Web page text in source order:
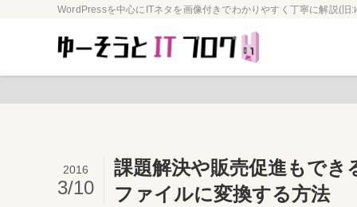
WordPressを中心にITネタを画像付きでわかりやすく丁寧に解説(旧
課題解決や販売促進もで
ファイルに変換する方法
2016
3/10